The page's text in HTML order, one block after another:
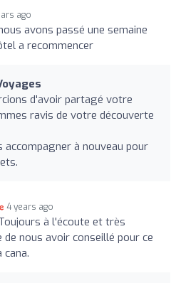
ago
avons passé une semaine
a recommencer
d'avoir partagé votre
ravis de votre découverte
accompagner à nouveau pour
4 years ago
à l'écoute et très
de nous avoir conseillé pour ce